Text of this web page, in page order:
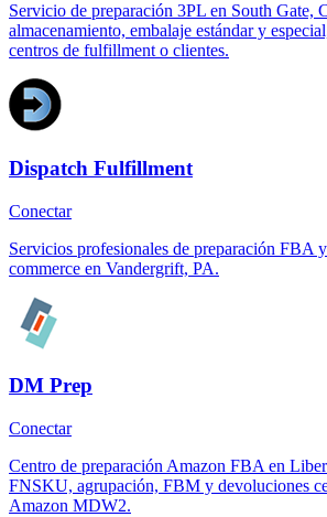
Servicio de preparación 3PL en South Gate,
almacenamiento, embalaje estándar y
centros de fulfillment o clientes.
Dispatch Fulfillment
Conectar
Servicios profesionales de preparación FBA
commerce en Vandergrift, PA.
DM Prep
Conectar
Centro de preparación Amazon FBA en
FNSKU, agrupación, FBM y devoluciones
Amazon MDW2.